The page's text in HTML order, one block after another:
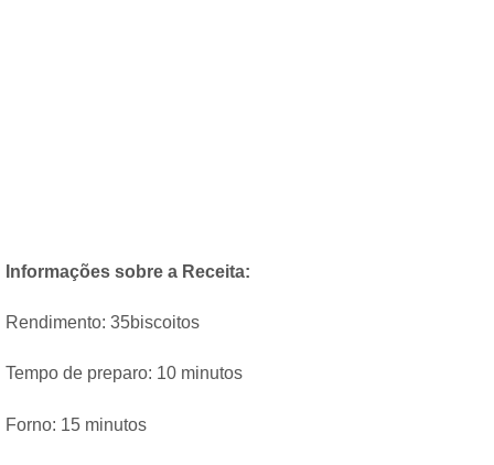
Informações sobre a Receita:
Rendimento: 35biscoitos
Tempo de preparo: 10 minutos
Forno: 15 minutos